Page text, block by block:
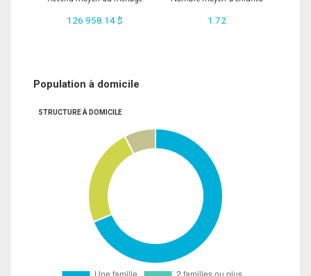
126 958.14 $ 1.72
Population à domicile
STRUCTURE À DOMICILE